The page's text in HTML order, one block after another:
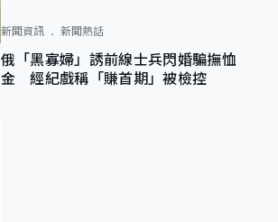
新聞資訊 新聞熱話
俄「黑寡婦」誘前線士兵閃婚騙撫恤
金 經紀戲稱「賺首期」被檢控